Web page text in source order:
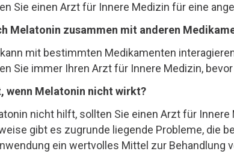
Sie einen Arzt für Innere Medizin für eine
Melatonin zusammen mit anderen
mit bestimmten Medikamenten
Sie immer Ihren Arzt für Innere Medizin,
wenn Melatonin nicht wirkt?
nicht hilft, sollten Sie einen Arzt für
gibt es zugrunde liegende Probleme, die
ein wertvolles Mittel zur Behandlung